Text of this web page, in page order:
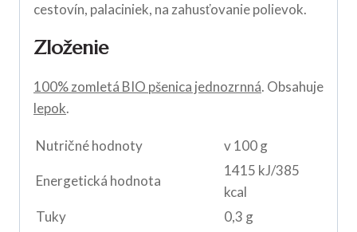
cestovín, palaciniek, na zahusťovanie polievok.
Zloženie
100% zomletá BIO pšenica jednozrnná. Obsahuje
lepok.
Nutričné hodnoty v 100 g
Energetická hodnota
1415 kJ/385
kcal
Tuky
0,3 g